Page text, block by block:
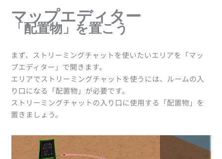
「配置物」を置こう
「配置物」をストリーミングチャット用に設定
しよう
エリアに入って確認しよう
マップエディター
「配置物」を置こう
まず、ストリーミングチャットを使いたいエリアを「マッ
プエディター」で開きます。
エリアでストリーミングチャットを使うには、ルームの入
り口になる「配置物」が必要です。
ストリーミングチャットの入り口に使用する「配置物」を
置きましょう。